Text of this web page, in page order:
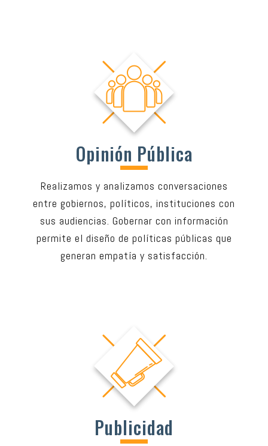
Opinión Pública
Realizamos y analizamos conversaciones
entre gobiernos, políticos, instituciones con
sus audiencias. Gobernar con información
permite el diseño de políticas públicas que
generan empatía y satisfacción.
Publicidad